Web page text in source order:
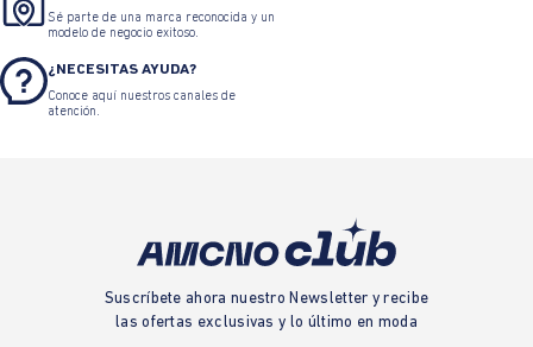
Sé parte de una marca reconocida y un
modelo de negocio exitoso.
¿NECESITAS AYUDA?
Conoce aquí nuestros canales de
atención.
Suscríbete ahora nuestro Newsletter y recibe
las ofertas exclusivas y lo último en moda